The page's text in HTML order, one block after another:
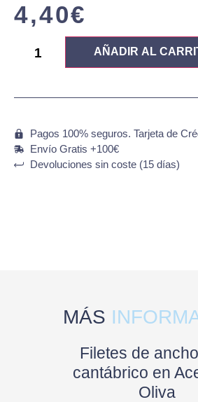
4,40€
AÑADIR AL
Pagos 100% seguros. Tarjeta de
Envío Gratis +100€
Devoluciones sin coste (15 días)
MÁS
Filetes de
cantábrico en
Oliva